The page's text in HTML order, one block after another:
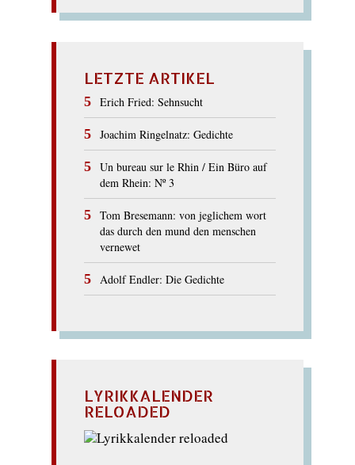
LETZTE ARTIKEL
Erich Fried: Sehnsucht
Joachim Ringelnatz: Gedichte
Un bureau sur le Rhin / Ein Büro auf
dem Rhein: Nº 3
Tom Bresemann: von jeglichem wort
das durch den mund den menschen
vernewet
Adolf Endler: Die Gedichte
LYRIKKALENDER
RELOADED